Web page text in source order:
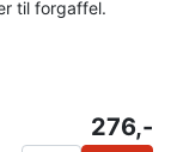
til forgaffel.
276,-